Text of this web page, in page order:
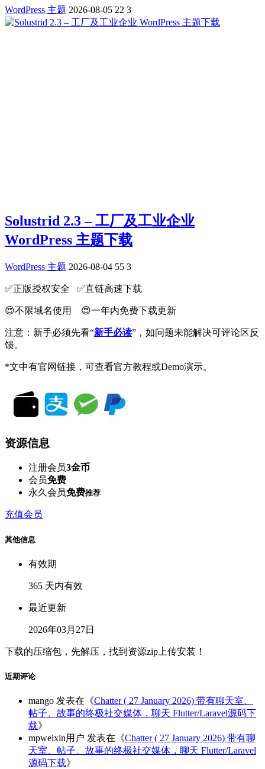
WordPress 主题 2026-08-05 22 3
Solustrid 2.3 – 工厂及工业企业
WordPress 主题下载
WordPress 主题 2026-08-04 55 3
✅️正版授权安全 ✅️直链高速下载
😍不限域名使用 😍一年内免费下载更新
注意：新手必须先看“新手必读”，如问题未能解决可评论区反
馈。
*文中有官网链接，可查看官方教程或Demo演示。
资源信息
注册会员3金币
会员免费
永久会员免费推荐
充值会员
其他信息
有效期
365 天内有效
最近更新
2026年03月27日
下载的压缩包，先解压，找到资源zip上传安装！
近期评论
mango 发表在《Chatter ( 27 January 2026) 带有聊天室、
帖子、故事的终极社交媒体，聊天 Flutter/Laravel源码下
载》
mpweixin用户 发表在《Chatter ( 27 January 2026) 带有聊
天室、帖子、故事的终极社交媒体，聊天 Flutter/Laravel
源码下载》